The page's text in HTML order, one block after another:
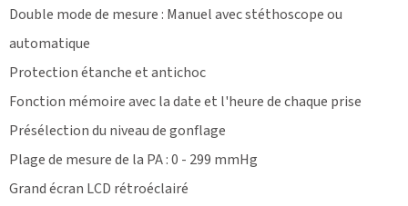
Double mode de mesure : Manuel avec stéthoscope ou
automatique
Protection étanche et antichoc
Fonction mémoire avec la date et l'heure de chaque prise
Présélection du niveau de gonflage
Plage de mesure de la PA : 0 - 299 mmHg
Grand écran LCD rétroéclairé